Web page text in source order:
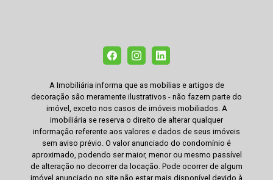
A Imobiliária informa que as mobílias e artigos de
decoração são meramente ilustrativos - não fazem parte do
imóvel, exceto nos casos de imóveis mobiliados. A
imobiliária se reserva o direito de alterar qualquer
informação referente aos valores e dados de seus imóveis
sem aviso prévio. O valor anunciado do condomínio é
aproximado, podendo ser maior, menor ou mesmo passível
de alteração no decorrer da locação. Pode ocorrer de algum
imóvel anunciado no site não estar mais disponível devido à